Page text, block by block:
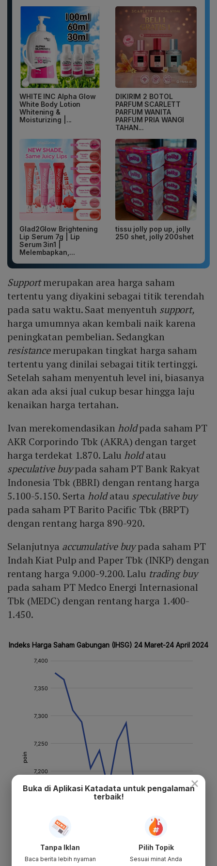
WHITE INC Alpha Glow
White Body Lotion
Whitening &
Moisturizing |...
DIKIRIM 2 BOTOL
PARFUM SCARLETT
PARFUM WANITA
PARFUM PRIA WANGI
TAHAN...
Glad2Glow Brightening
Lip Serum 7g | Lip
Serum 3in1 |
Melembapkan,...
tissu jolly pop up, jolly
250 shet, jolly 200shet
Supportmerupakan area harga saham
tertentu yang diyakini sebagai titik terendah
pada satu waktu. Saat menyentuh support,
harga umumnya akan kembali naik karena
peningkatan pembelian. Sedangkan
resistancemerupakan tingkat harga saham
tertentu yang dinilai sebagai titik tertinggi.
Setelah saham menyentuh level ini, biasanya
akan ada aksi jual cukup besar hingga laju
kenaikan harga tertahan.
Ivan merekomendasikan holdpada saham PT
AKR Corporindo Tbk (AKRA) dengan target
harga terdekat 1.870. Laluholdatau
speculative buypada saham PT Bank Rakyat
Indonesia Tbk (BBRI) dengan rentang harga
5.100-5.150. Sertaholdatau speculative buy
pada saham PT Barito Pacific Tbk (BRPT)
dengan rentang harga 890-920.
Selanjutnya accumulative buypada saham PT
Indah Kiat Pulp and Paper Tbk (INKP) dengan
rentang harga 9.000-9.200. Lalu trading buy
pada saham PT Medco Energi Internasional
Tbk (MEDC) dengan rentang harga 1.400-
1.450.
×
Buka di Aplikasi Katadata untuk pengalaman
terbaik!
Tanpa Iklan
Baca berita lebih nyaman
Pilih Topik
Sesuai minat Anda